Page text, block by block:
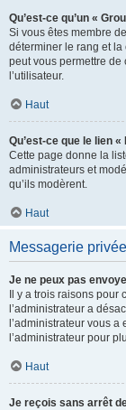
Qu’est-ce qu’un «
Si vous êtes membre
déterminer le rang et la
peut vous permettre
l’utilisateur.
Haut
Qu’est-ce que le lien «
Cette page donne la
administrateurs et
qu’ils modèrent.
Haut
Messagerie privée
Je ne peux pas
Il y a trois raisons
l’administrateur a
l’administrateur vous
l’administrateur pour
Haut
Je reçois sans arrêt